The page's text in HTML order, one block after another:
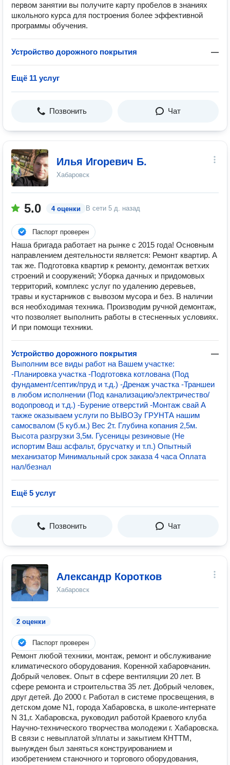
первом занятии вы получите карту пробелов в знаниях
школьного курса для построения более эффективной
программы обучения.
Устройство дорожного покрытия —
Ещё 11 услуг
Позвонить Чат
Илья Игоревич Б.
Хабаровск
5.0 4 оценки В сети 5 д. назад
Паспорт проверен
Наша бригада работает на рынке с 2015 года! Основным
направлением деятельности является: Ремонт квартир. А
так же. Подготовка квартир к ремонту, демонтаж ветхих
строений и сооружений; Уборка дачных и придомовых
территорий, комплекс услуг по удалению деревьев,
травы и кустарников с вывозом мусора и без. В наличии
вся необходимая техника. Производим ручной демонтаж,
что позволяет выполнить работы в стесненных условиях.
И при помощи техники.
Устройство дорожного покрытия
—
Выполним все виды работ на Вашем участке:
-Планировка участка -Подготовка котлована (Под
фундамент/септик/пруд и т.д.) -Дренаж участка -Траншеи
в любом исполнении (Под канализацию/электричество/
водопровод и т.д.) -Бурение отверстий -Монтаж свай А
также оказываем услуги по ВЫВОЗу ГРУНТА нашим
самосвалом (5 куб.м.) Вес 2т. Глубина копания 2,5м.
Высота разгрузки 3,5м. Гусеницы резиновые (Не
испортим Ваш асфальт, брусчатку и т.п.) Опытный
механизатор Минимальный срок заказа 4 часа Оплата
нал/безнал
Ещё 5 услуг
Позвонить Чат
Александр Коротков
Хабаровск
2 оценки
Паспорт проверен
Ремонт любой техники, монтаж, ремонт и обслуживание
климатического оборудования. Коренной хабаровчанин.
Добрый человек. Опыт в сфере вентиляции 20 лет. В
сфере ремонта и строительства 35 лет. Добрый человек,
друг детей. До 2000 г. Работал в системе просвещения, в
детском доме N1, города Хабаровска, в школе-интернате
N 31,г. Хабаровска, руководил работой Краевого клуба
Научно-технического творчества молодежи г. Хабаровска.
В связи с невыплатой з/платы и закытием КНТТМ,
вынужден был заняться конструированием и
изобретением станочного и торгового оборудования,